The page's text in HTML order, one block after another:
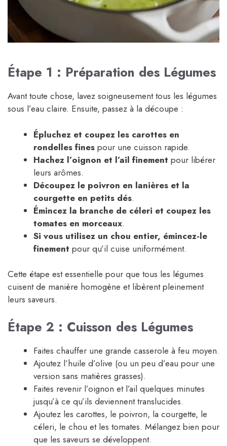
Étape 1 : Préparation des Légumes
Avant toute chose, lavez soigneusement tous les légumes
sous l’eau claire. Ensuite, passez à la découpe :
Épluchez et coupez les carottes en
rondelles fines pour une cuisson rapide.
Hachez l’oignon et l’ail finement pour libérer
leurs arômes.
Découpez le poivron en lanières et la
courgette en petits dés.
Émincez la branche de céleri et coupez les
tomates en morceaux.
Si vous utilisez un chou entier, émincez-le
finement pour qu’il cuise uniformément.
Cette étape est essentielle pour que tous les légumes
cuisent de manière homogène et libèrent pleinement
leurs saveurs.
Étape 2 : Cuisson des Légumes
Faites chauffer une grande casserole à feu moyen.
Ajoutez l’huile d’olive (ou un peu d’eau pour une
version sans matières grasses).
Faites revenir l’oignon et l’ail quelques minutes
jusqu’à ce qu’ils deviennent translucides.
Ajoutez les carottes, le poivron, la courgette, le
céleri, le chou et les tomates. Mélangez bien pour
que les saveurs se développent.